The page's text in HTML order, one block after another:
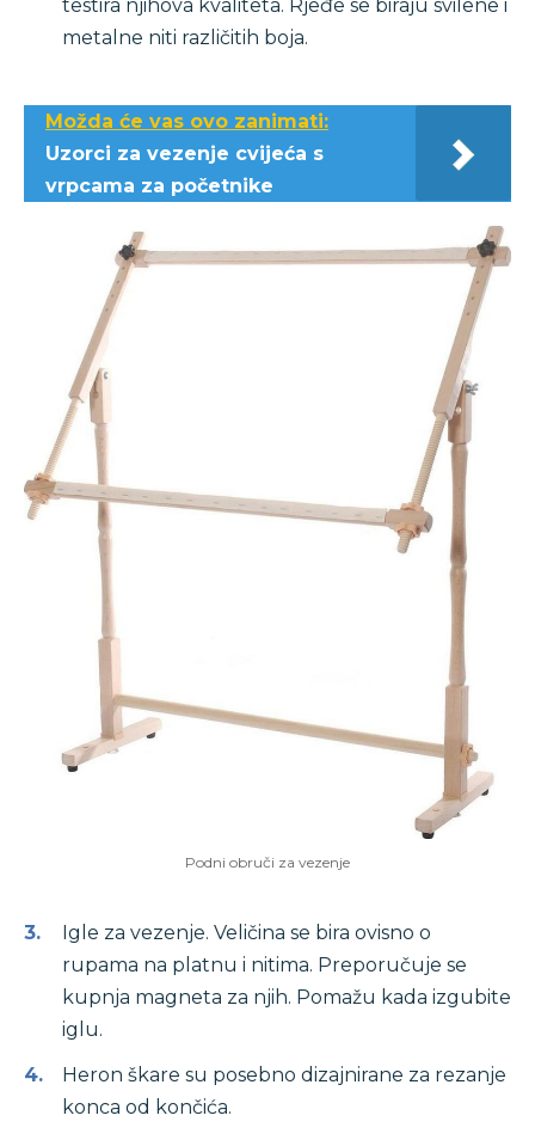
testira njihova kvaliteta. Rjeđe se biraju svilene i
metalne niti različitih boja.
Možda će vas ovo zanimati:
Uzorci za vezenje cvijeća s
vrpcama za početnike
Podni obruči za vezenje
Igle za vezenje. Veličina se bira ovisno o
rupama na platnu i nitima. Preporučuje se
kupnja magneta za njih. Pomažu kada izgubite
iglu.
Heron škare su posebno dizajnirane za rezanje
konca od končića.